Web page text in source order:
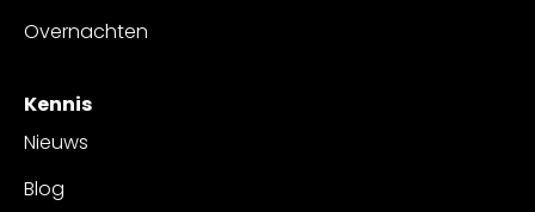
Overnachten
Kennis
Nieuws
Blog